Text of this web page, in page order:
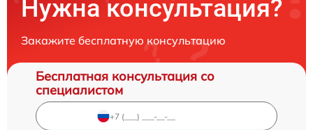
Нужна консультация?
Закажите бесплатную консультацию
Бесплатная консультация со
специалистом